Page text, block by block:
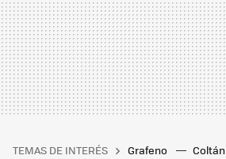
TEMAS DE INTERÉS Grafeno Coltán